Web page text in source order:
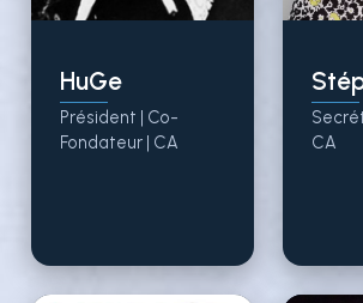
HuGe
Président | Co-
Fondateur | CA
CA